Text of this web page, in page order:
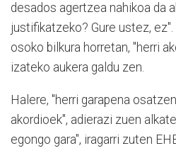
desados agertzea nahikoa da
justifikatzeko? Gure ustez,
osoko bilkura horretan, "herri
izateko aukera galdu zen.
Halere, "herri garapena
akordioek", adierazi zuen
egongo gara", iragarri zuten